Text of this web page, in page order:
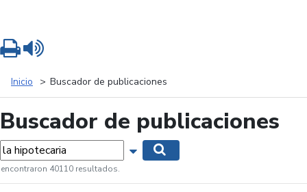
Inicio Buscador de publicaciones
Buscador de publicaciones
Mostrar opciones de búsqueda
encontraron 40110 resultados.
Imprimir